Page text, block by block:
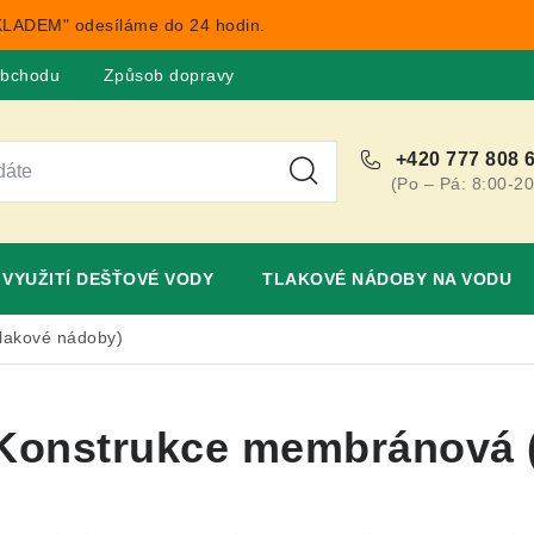
odesíláme do 24 hodin.
Způsob dopravy
+420 777 808
(Po – Pá: 8:00-
VYUŽITÍ DEŠŤOVÉ VODY TLAKOVÉ NÁDOBY NA VODU
nádoby)
membránová